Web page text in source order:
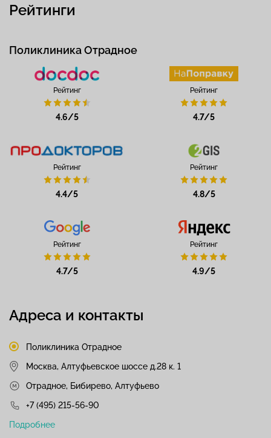
Рейтинги
Поликлиника Отрадное
Рейтинг
4.6/5
Рейтинг
4.7/5
Рейтинг
4.4/5
Рейтинг
4.8/5
Рейтинг
4.7/5
Рейтинг
4.9/5
Адреса и контакты
Поликлиника Отрадное
Москва, Алтуфьевское шоссе д.28 к. 1
Отрадное, Бибирево, Алтуфьево
+7 (495) 215-56-90
Подробнее